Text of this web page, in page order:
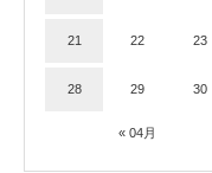
« 04月
21 22 23
28 29 30